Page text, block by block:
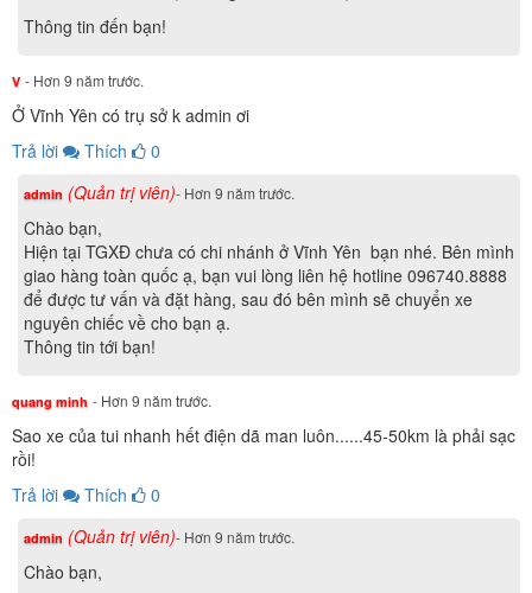
Thông tin đến bạn!
V - Hơn 9 năm trước.
Ở Vĩnh Yên có trụ sở k admin ơi
Trả lời
Thích 0
admin (Quản trị viên)- Hơn 9 năm trước.
Chào bạn,
Hiện tại TGXĐ chưa có chi nhánh ở Vĩnh Yên bạn nhé. Bên mình
giao hàng toàn quốc ạ, bạn vui lòng liên hệ hotline 096740.8888
để được tư vấn và đặt hàng, sau đó bên mình sẽ chuyển xe
nguyên chiếc về cho bạn ạ.
Thông tin tới bạn!
quang minh - Hơn 9 năm trước.
Sao xe của tui nhanh hết điện dã man luôn......45-50km là phải sạc
rồi!
Trả lời
Thích 0
admin (Quản trị viên)- Hơn 9 năm trước.
Chào bạn,